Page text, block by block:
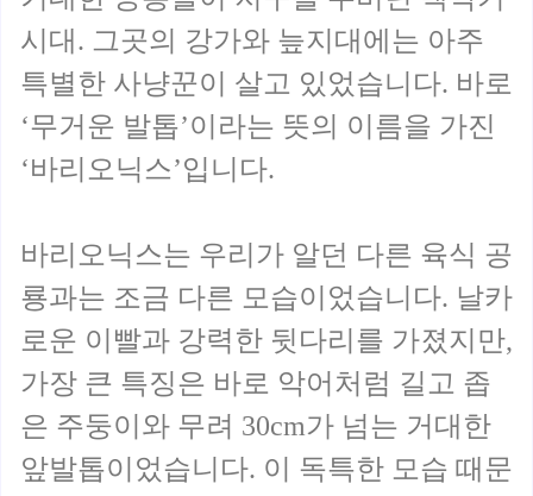
시대. 그곳의 강가와 늪지대에는 아주
특별한 사냥꾼이 살고 있었습니다. 바로
‘무거운 발톱’이라는 뜻의 이름을 가진
‘바리오닉스’입니다.
바리오닉스는 우리가 알던 다른 육식 공
룡과는 조금 다른 모습이었습니다. 날카
로운 이빨과 강력한 뒷다리를 가졌지만,
가장 큰 특징은 바로 악어처럼 길고 좁
은 주둥이와 무려 30cm가 넘는 거대한
앞발톱이었습니다. 이 독특한 모습 때문